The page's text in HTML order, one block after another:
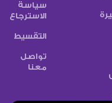
سياسة
الاسترجاع
التقسيط
تواصل
معنا